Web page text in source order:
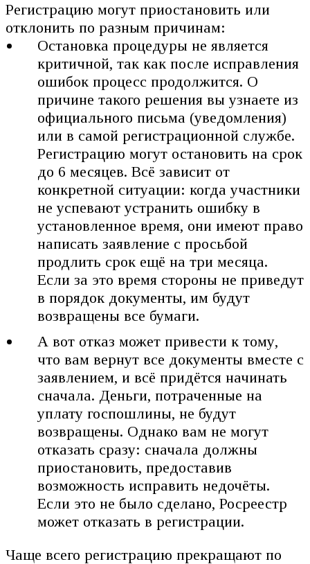
Регистрацию могут приостановить или
отклонить по разным причинам:
Остановка процедуры не является
критичной, так как после исправления
ошибок процесс продолжится. О
причине такого решения вы узнаете из
официального письма (уведомления)
или в самой регистрационной службе.
Регистрацию могут остановить на срок
до 6 месяцев. Всё зависит от
конкретной ситуации: когда участники
не успевают устранить ошибку в
установленное время, они имеют право
написать заявление с просьбой
продлить срок ещё на три месяца.
Если за это время стороны не приведут
в порядок документы, им будут
возвращены все бумаги.
А вот отказ может привести к тому,
что вам вернут все документы вместе с
заявлением, и всё придётся начинать
сначала. Деньги, потраченные на
уплату госпошлины, не будут
возвращены. Однако вам не могут
отказать сразу: сначала должны
приостановить, предоставив
возможность исправить недочёты.
Если это не было сделано, Росреестр
может отказать в регистрации.
Чаще всего регистрацию прекращают по